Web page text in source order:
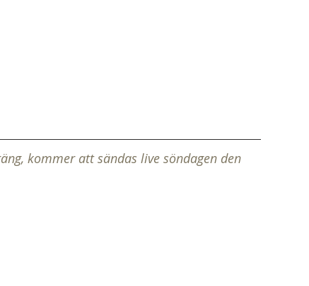
kommer att sändas live söndagen den